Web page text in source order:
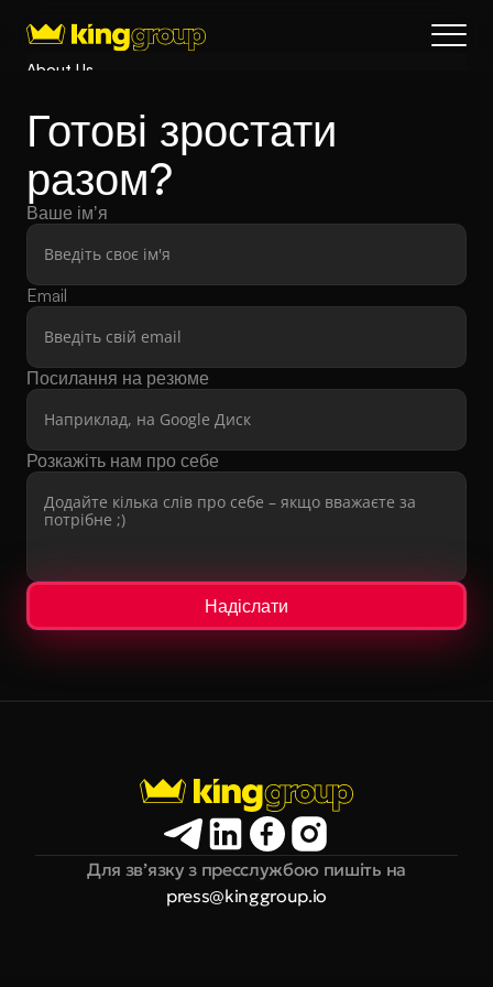
About Us
Services
Coming Soon
King Interns
Legal
404
Готові зростати
разом?
Ваше імʼя
Email
Посилання на резюме
Розкажіть нам про себе
Надіслати
Для зв’язку з пресслужбою пишіть на
press@kinggroup.io